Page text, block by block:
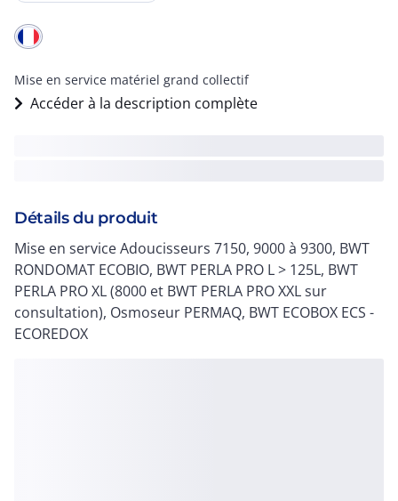
Mise en service matériel grand collectif
Accéder à la description complète
Détails du produit
Mise en service Adoucisseurs 7150, 9000 à 9300, BWT
RONDOMAT ECOBIO, BWT PERLA PRO L > 125L, BWT
PERLA PRO XL (8000 et BWT PERLA PRO XXL sur
consultation), Osmoseur PERMAQ, BWT ECOBOX ECS -
ECOREDOX